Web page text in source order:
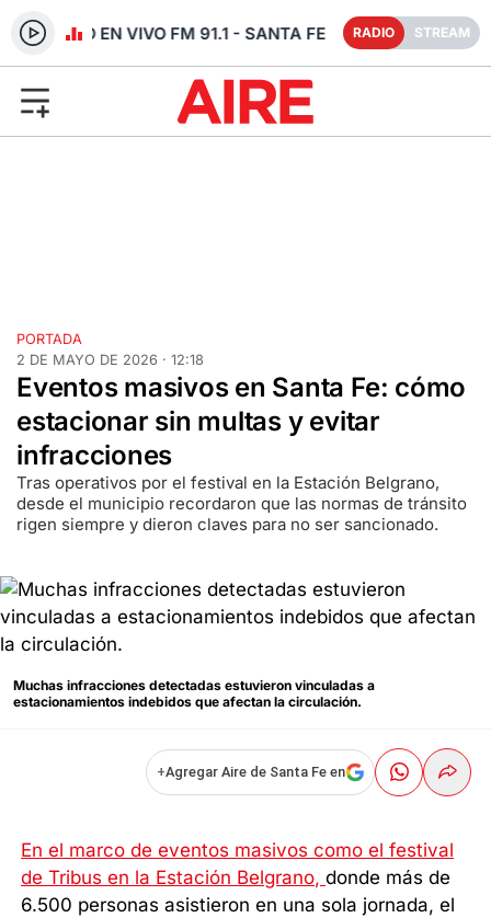
RADIO EN VIVO FM 91.1 - SANTA FE RADIO STREAM
PORTADA
2 DE MAYO DE 2026 · 12:18
Eventos masivos en Santa Fe: cómo
estacionar sin multas y evitar
infracciones
Tras operativos por el festival en la Estación Belgrano,
desde el municipio recordaron que las normas de tránsito
rigen siempre y dieron claves para no ser sancionado.
Muchas infracciones detectadas estuvieron vinculadas a
estacionamientos indebidos que afectan la circulación.
+Agregar Aire de Santa Fe en
En el marco de eventos masivos como el festival
de Tribus en la Estación Belgrano,donde más de
6.500 personas asistieron en una sola jornada, el